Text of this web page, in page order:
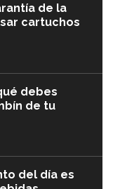
de la
cartuchos
debes
de tu
del día es